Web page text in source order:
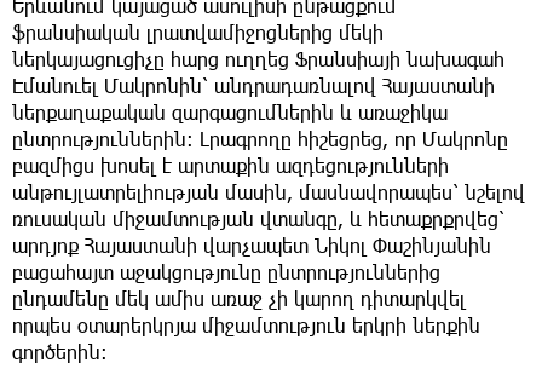
Երևանում կայացած ասուլիսի ընթացքում
ֆրանսիական լրատվամիջոցներից մեկի
ներկայացուցիչը հարց ուղղեց Ֆրանսիայի նախագահ
Էմանուել Մակրոնին՝ անդրադառնալով Հայաստանի
ներքաղաքական զարգացումներին և առաջիկա
ընտրություններին։ Լրագրողը հիշեցրեց, որ Մակրոնը
բազմիցս խոսել է արտաքին ազդեցությունների
անթույլատրելիության մասին, մասնավորապես՝ նշելով
ռուսական միջամտության վտանգը, և հետաքրքրվեց՝
արդյոք Հայաստանի վարչապետ Նիկոլ Փաշինյանին
բացահայտ աջակցությունը ընտրություններից
ընդամենը մեկ ամիս առաջ չի կարող դիտարկվել
որպես օտարերկրյա միջամտություն երկրի ներքին
գործերին։